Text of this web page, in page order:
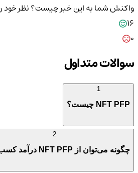
واکنش شما به این خبر چیست؟نظر خود
16
سوالات متداول
NFT PFP چیست؟
چگونه می‌توان از NFT PFP درآمد کسب کرد؟